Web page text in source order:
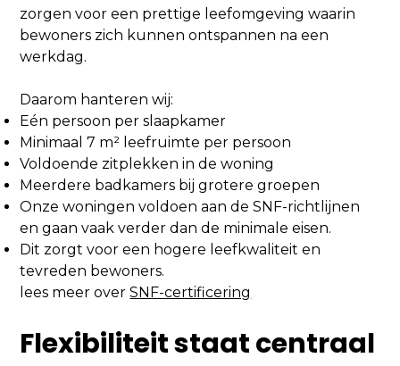
zorgen voor een prettige leefomgeving waarin
bewoners zich kunnen ontspannen na een
werkdag.
Daarom hanteren wij:
Eén persoon per slaapkamer
Minimaal 7 m² leefruimte per persoon
Voldoende zitplekken in de woning
Meerdere badkamers bij grotere groepen
Onze woningen voldoen aan de SNF-richtlijnen
en gaan vaak verder dan de minimale eisen.
Dit zorgt voor een hogere leefkwaliteit en
tevreden bewoners.
lees meer overSNF-certificering
Flexibiliteit staat centraal